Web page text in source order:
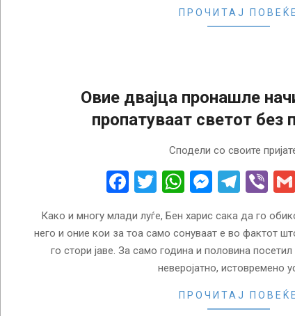
ПРОЧИТАЈ ПОВЕЌЕ
Овие двајца пронашле
пропатуваат светот
Сподели со своите
Facebook
Twitter
WhatsApp
Како и многу млади луѓе, Бен харис сака да го
него и оние кои за тоа само сонуваат е во фактот
го стори јаве. За само година и половина
неверојатно, истовремено
ПРОЧИТАЈ ПОВЕЌЕ